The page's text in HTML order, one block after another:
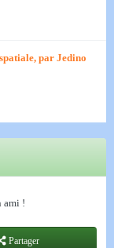
par Jedino
ami !
Partager